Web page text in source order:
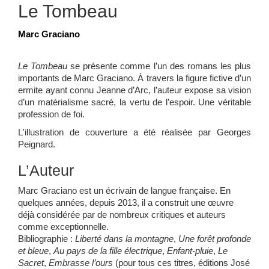
Le Tombeau
Marc Graciano
Le Tombeause présente comme l’un des romans les plus
importants de Marc Graciano. À travers la figure fictive d’un
ermite ayant connu Jeanne d’Arc, l’auteur expose sa vision
d’un matérialisme sacré, la vertu de l’espoir. Une véritable
profession de foi.
L'illustration de couverture a été réalisée par Georges
Peignard.
L’Auteur
Marc Graciano est un écrivain de langue française. En
quelques années, depuis 2013, il a construit une œuvre
déjà considérée par de nombreux critiques et auteurs
comme exceptionnelle.
Bibliographie : Liberté dans la montagne, Une forêt profonde
et bleue, Au pays de la fille électrique, Enfant-pluie, Le
Sacret, Embrasse l’ours (pour tous ces titres, éditions José